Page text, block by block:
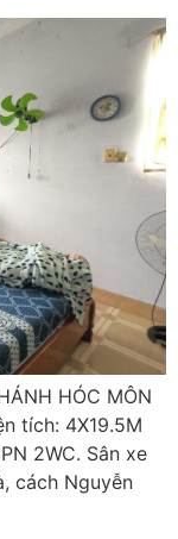
HÓC MÔN
tích: 4X19.5M
2WC. Sân xe
cách Nguyễn